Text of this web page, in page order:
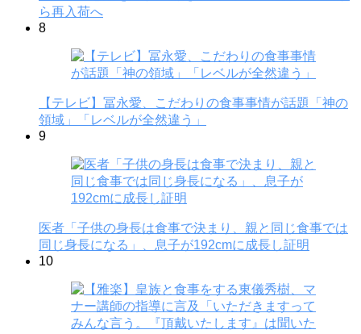
ら再入荷へ
8
【テレビ】冨永愛、こだわりの食事事情が話題「神の
領域」「レベルが全然違う」
9
医者「子供の身長は食事で決まり、親と同じ食事では
同じ身長になる」、息子が192cmに成長し証明
10